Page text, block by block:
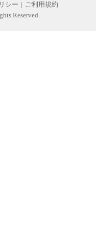
シー | ご利用規約
Reserved.